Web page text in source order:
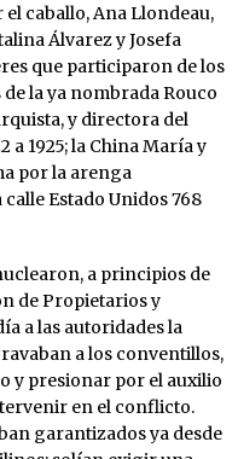
caballo, Ana Llondeau,
Álvarez y Josefa
que participaron de los
la ya nombrada Rouco
y directora del
a 1925; la China María y
por la arenga
Estado Unidos 768
a principios de
de Propietarios y
a las autoridades la
a los conventillos,
y presionar por el auxilio
en el conflicto.
garantizados ya desde